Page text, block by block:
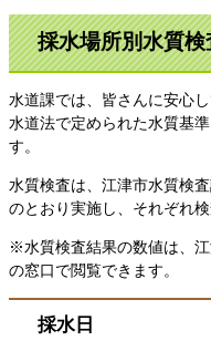
採水場所別水質検
水道課では、皆さんに安心
水道法で定められた水質基
す。
水質検査は、江津市水質検
のとおり実施し、それぞれ
※水質検査結果の数値は、
の窓口で閲覧できます。
採水日